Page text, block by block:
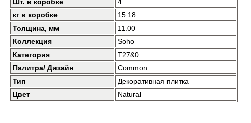
кг в коробке
15.18
Толщина, мм
11.00
Коллекция
Soho
Категория
T27&0
Палитра/ Дизайн
Common
Тип
Декоративная плитка
Цвет
Natural